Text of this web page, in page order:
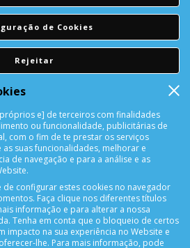
REPARAÇÃO
aqui a sua reparação
ONLINE
de Cookies
Rejeitar
e] de terceiros com finalidades
ou funcionalidade, publicitárias de
com o fim de te prestar os serviços
suas funcionalidades, melhorar e
de navegação e para a análise e as
configurar estes cookies no navegador
Faça clique nos diferentes títulos
informação e para alterar a nossa
Tenha em conta que o bloqueio de certos
impacto na sua experiência no Website e
lhe. Para mais informação, pode